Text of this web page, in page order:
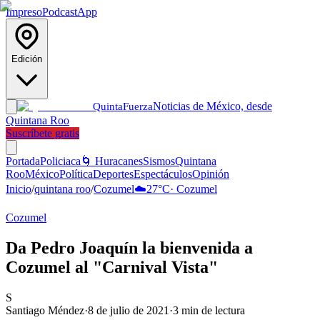
ImpresoPodcastApp
Edición
QuintaFuerzaNoticias de México, desde
Quintana Roo
Suscríbete gratis
PortadaPoliciaca 🌀 HuracanesSismosQuintana
RooMéxicoPolíticaDeportesEspectáculosOpinión
Inicio/quintana roo/Cozumel☁️27°C· Cozumel
Cozumel
Da Pedro Joaquín la bienvenida a
Cozumel al "Carnival Vista"
S
Santiago Méndez·8 de julio de 2021 ·3 min de lectura